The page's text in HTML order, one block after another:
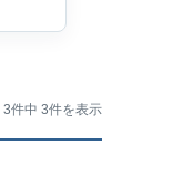
3件中 3件を表示